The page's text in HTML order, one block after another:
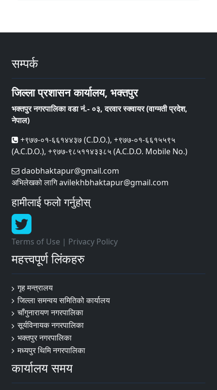
सम्पर्क
जिल्ला प्रशासन कार्यालय, भक्तपुर
भक्तपुर नगरपालिका वडा नं.- ०३, दरवार स्क्वायर (वाग्मती प्रदेश,
नेपाल)
+९७७-०१-६६१४४३७ (C.D.O.), +९७७-०१-६६१५५९५
(A.C.D.O.), +९७७-९८५११४३३८५ (A.C.D.O. Mobile No.)
daobhaktapur@gmail.com
अभिलेखको लागि avilekhbhaktapur@gmail.com
हामीलाई फलो गर्नुहोस्
Terms of Use | Privacy Policy
महत्त्वपूर्ण लिंकहरु
गृह मन्त्रालय
जिल्ला समन्वय समितिको कार्यालय
चाँगुनारायण नगरपालिका
सूर्यविनायक नगरपालिका
भक्तपुर नगरपालिका
मध्यपुर थिमि नगरपालिका
कार्यालय समय